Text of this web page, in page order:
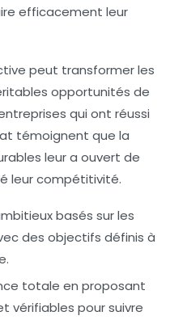
efficacement leur
peut transformer les
opportunités de
qui ont réussi
témoignent que la
leur a ouvert de
leur compétitivité.
basés sur les
des objectifs définis à
totale en proposant
vérifiables pour suivre